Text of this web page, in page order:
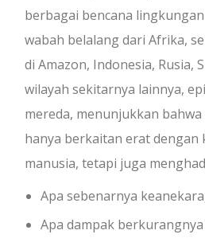
berbagai bencana
wabah belalang dari Afrika,
di Amazon, Indonesia, Rusia,
wilayah sekitarnya lainnya,
mereda, menunjukkan
hanya berkaitan erat dengan
manusia, tetapi juga
Apa sebenarnya
Apa dampak